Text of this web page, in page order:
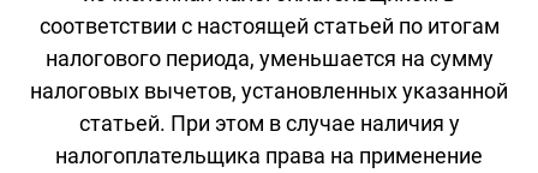
соответствии с настоящей статьей по итогам
налогового периода, уменьшается на сумму
налоговых вычетов, установленных указанной
статьей. При этом в случае наличия у
налогоплательщика права на применение